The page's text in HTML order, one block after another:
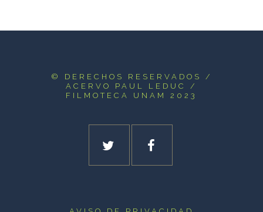
© DERECHOS RESERVADOS
/
ACERVO PAUL LEDUC /
FILMOTECA UNAM 2023